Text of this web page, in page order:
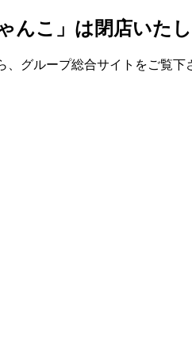
んこ」は閉店いたし
グループ総合サイトをご覧下